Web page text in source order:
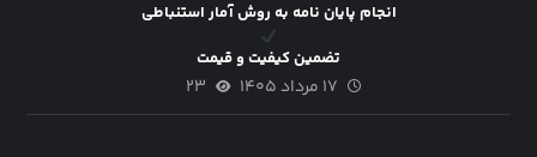
انجام پایان نامه به روش آمار استنباطی
تضمین کیفیت و قیمت
۱۷ مرداد ۱۴۰۵ ۲۳